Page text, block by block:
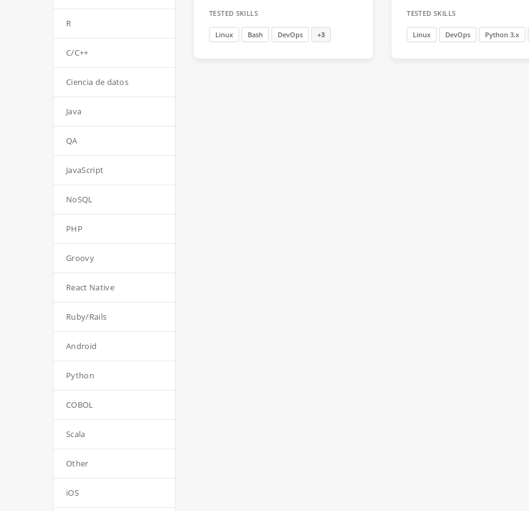
TESTED SKILLS
Linux Bash DevOps +3
TESTED SKILLS
Linux DevOps Python 3.x
R
C/C++
Ciencia de datos
Java
QA
JavaScript
NoSQL
PHP
Groovy
React Native
Ruby/Rails
Android
Python
COBOL
Scala
Other
iOS